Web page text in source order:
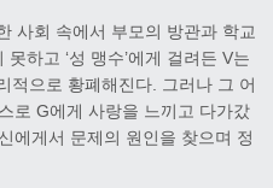
사회 속에서 부모의 방관과 학교
하고 ‘성 맹수’에게 걸려든 V는
적으로 황폐해진다. 그러나 그 어
로 G에게 사랑을 느끼고 다가갔
에게서 문제의 원인을 찾으며 정